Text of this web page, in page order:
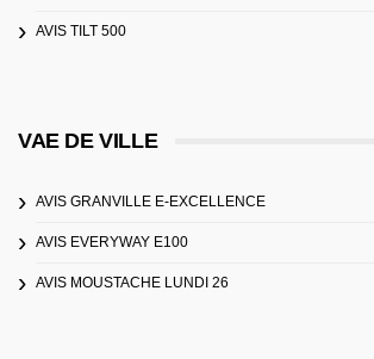
AVIS TILT 500
VAE DE VILLE
AVIS GRANVILLE E-EXCELLENCE
AVIS EVERYWAY E100
AVIS MOUSTACHE LUNDI 26